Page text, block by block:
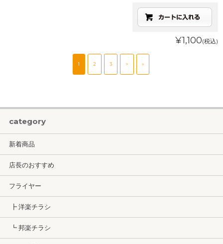
¥1,100(税込)
1 2 3 > »
category
新着商品
店長のおすすめ
フライヤー
┣ 洋楽チラシ
┗ 邦楽チラシ